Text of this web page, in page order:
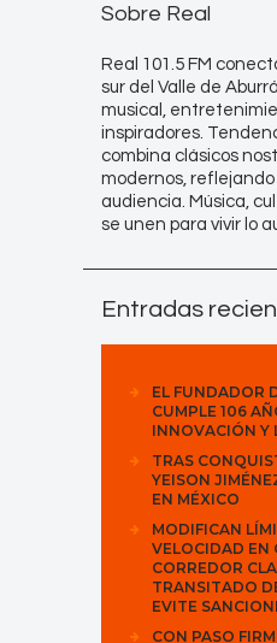
Sobre Real
Real 101.5 FM
sur del Valle de
musical,
inspiradores.
combina clásicos
modernos, reflejando
audiencia. Música,
se unen para vivir lo
Entradas
EL FUNDADOR
CUMPLE 106
INNOVACIÓN Y
TRAS
YEISON
EN MÉXICO
MODIFICAN
VELOCIDAD EN
CORREDOR
TRANSITADO
EVITE
CON PASO